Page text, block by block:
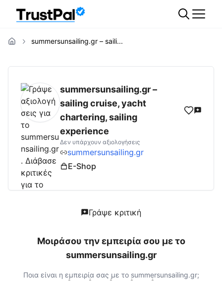
summersunsailing.gr – saili...
summersunsailing.grΑξιολογήσεις | Δες
summersunsailing.gr –
sailing cruise, yacht
chartering, sailing
experience
Δεν υπάρχουν αξιολογήσεις
summersunsailing.gr
E-Shop
Γράψε κριτική
Μοιράσου την εμπειρία σου με το
summersunsailing.gr
Ποια είναι η εμπειρία σας με το summersunsailing.gr;